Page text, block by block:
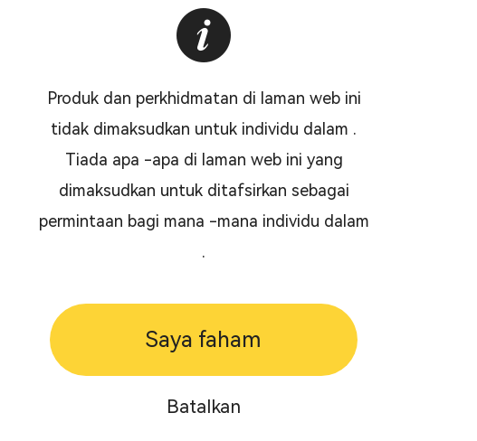
Produk dan perkhidmatan di laman web ini
tidak dimaksudkan untuk individu dalam .
Tiada apa -apa di laman web ini yang
dimaksudkan untuk ditafsirkan sebagai
permintaan bagi mana -mana individu dalam
.
Saya faham
Batalkan